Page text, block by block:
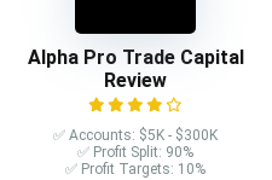
Alpha Pro Trade Capital
Review
✅ Accounts: $5K - $300K
✅ Profit Split: 90%
✅ Profit Targets: 10%